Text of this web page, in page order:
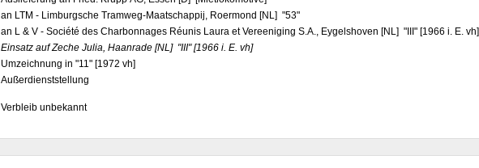
an LTM - Limburgsche Tramweg-Maatschappij, Roermond [NL] "53"
an L & V - Société des Charbonnages Réunis Laura et Vereeniging S.A., Eygelshoven [NL] "III" [1966 i. E. vh]
Einsatz auf Zeche Julia, Haanrade [NL] "III" [1966 i. E. vh]
Umzeichnung in "11" [1972 vh]
Außerdienststellung
Verbleib unbekannt